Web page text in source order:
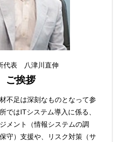
代表 八津川直伸
ご挨拶
不足は深刻なものとなって参
ではITシステム導入に係る、
メント（情報システムの調
守）支援や、リスク対策（サ